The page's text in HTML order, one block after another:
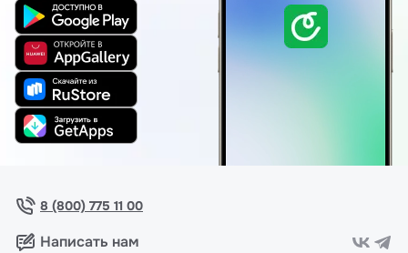
8 (800) 775 11 00
Написать нам